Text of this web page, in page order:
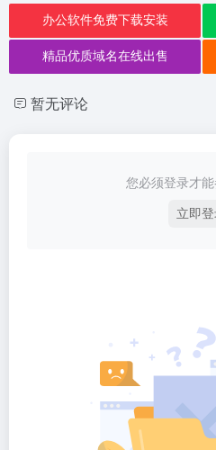
办公软件免费下载安装
精品优质域名在线出售
暂无评论
您必须登录才能
立即